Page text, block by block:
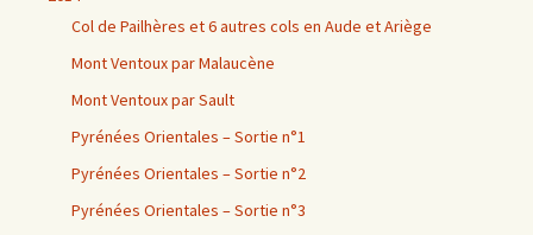
Col de Pailhères et 6 autres cols en Aude et Ariège
Mont Ventoux par Malaucène
Mont Ventoux par Sault
Pyrénées Orientales – Sortie n°1
Pyrénées Orientales – Sortie n°2
Pyrénées Orientales – Sortie n°3